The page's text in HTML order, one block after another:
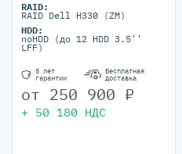
портов)
RAID:
RAID Dell H330 (ZM)
HDD:
noHDD (до 12 HDD 3.5''
LFF)
5 лет
гарантии
Бесплатная
доставка
от 250 900 ₽
+ 50 180 НДС